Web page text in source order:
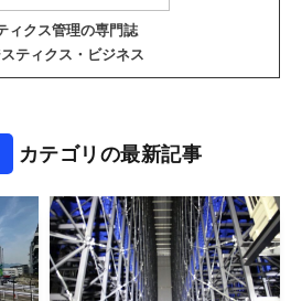
ィクス管理の専門誌
ティクス・ビジネス
カテゴリの最新記事